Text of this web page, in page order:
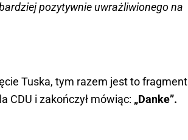
pozytywnie uwrażliwionego na
Tuska, tym razem jest to fragment
CDU i zakończył mówiąc: „Danke”.